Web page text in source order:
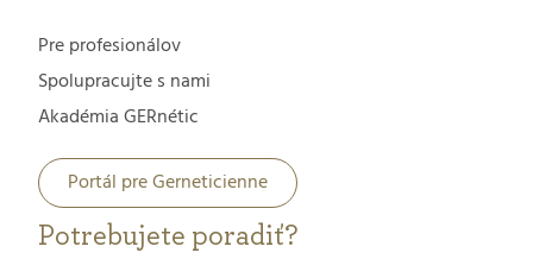
Pre profesionálov
Spolupracujte s nami
Akadémia GERnétic
Portál pre Gerneticienne
Potrebujete poradiť?